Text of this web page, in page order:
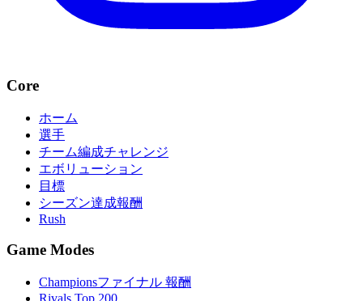
Core
ホーム
選手
チーム編成チャレンジ
エボリューション
目標
シーズン達成報酬
Rush
Game Modes
Championsファイナル 報酬
Rivals Top 200